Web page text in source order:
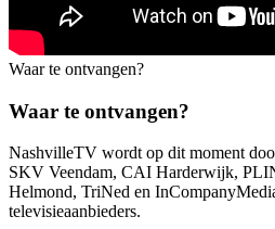
Waar te ontvangen?
Waar te ontvangen?
NashvilleTV wordt op dit moment
SKV Veendam, CAI Harderwijk,
Helmond, TriNed en
televisieaanbieders.